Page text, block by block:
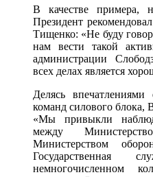
В качестве примера,
Президент
Тищенко: «Не буду
нам вести такой
администрации
всех делах является
Делясь
команд силового блока,
«Мы привыкли
между
Министерством
немногочисленном